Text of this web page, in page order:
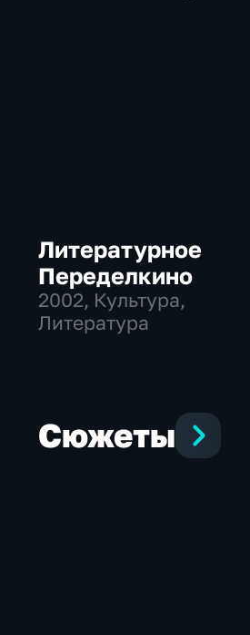
Литературное
Переделкино
2002, Культура,
Литература
Сюжеты